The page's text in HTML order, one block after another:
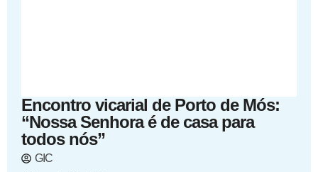
Encontro vicarial de Porto de Mós:
“Nossa Senhora é de casa para
todos nós”
GIC